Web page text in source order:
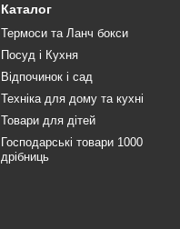
Каталог
Термоси та Ланч бокси
Посуд і Кухня
Відпочинок і сад
Техніка для дому та кухні
Товари для дітей
Господарські товари 1000
дрібниць